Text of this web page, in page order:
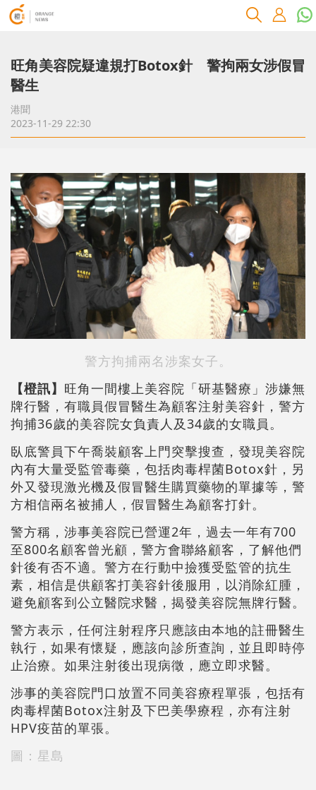
旺角美容院疑違規打Botox針 警拘兩女涉假冒
醫生
港聞
2023-11-29 22:30
警方拘捕兩名涉案女子。
【橙訊】 旺角一間樓上美容院「研基醫療」涉嫌無
牌行醫，有職員假冒醫生為顧客注射美容針，警方
拘捕36歲的美容院女負責人及34歲的女職員。
臥底警員下午喬裝顧客上門突擊搜查，發現美容院
內有大量受監管毒藥，包括肉毒桿菌Botox針，另
外又發現激光機及假冒醫生購買藥物的單據等，警
方相信兩名被捕人，假冒醫生為顧客打針。
警方稱，涉事美容院已營運2年，過去一年有700
至800名顧客曾光顧，警方會聯絡顧客，了解他們
針後有否不適。警方在行動中撿獲受監管的抗生
素，相信是供顧客打美容針後服用，以消除紅腫，
避免顧客到公立醫院求醫，揭發美容院無牌行醫。
警方表示，任何注射程序只應該由本地的註冊醫生
執行，如果有懷疑，應該向診所查詢，並且即時停
止治療。如果注射後出現病徵，應立即求醫。
涉事的美容院門口放置不同美容療程單張，包括有
肉毒桿菌Botox注射及下巴美學療程，亦有注射
HPV疫苗的單張。
圖：星島